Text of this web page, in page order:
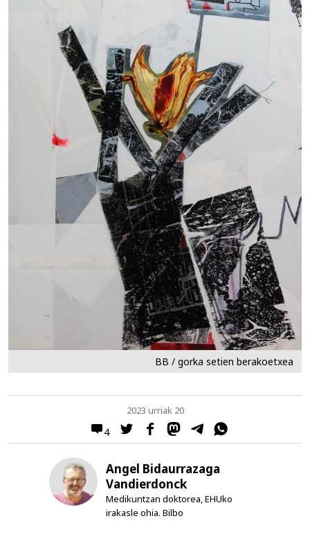
BB / gorka setien berakoetxea
4
2023 urriak 20
Angel Bidaurrazaga
Vandierdonck
Medikuntzan doktorea, EHUko
irakasle ohia. Bilbo